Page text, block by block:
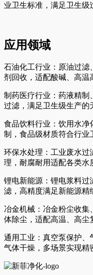
业卫生标准，满足卫生级
应用领域
石油化工行业：原油过滤
剂回收，适配酸碱、高温
制药医疗行业：药液精制
过滤，满足卫生级生产的
食品饮料行业：饮用水净
制，食品级材质符合行业
环保水处理：工业废水过
理，耐腐耐用适配各类水
锂电新能源：锂电浆料过
滤，高精度满足新能源精
冶金机械：冶金粉尘收
体除尘，适配高温、高尘
通用工业：真空泵保护、
气体干燥，多场景实现精